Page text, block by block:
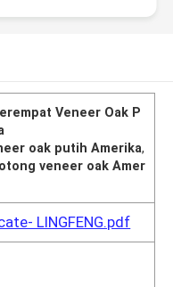
Veneer Oak P
oak putih Amerika,
veneer oak Amer
LINGFENG.pdf